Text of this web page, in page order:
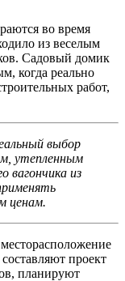
во время
из веселым
Садовый домик
когда реально
работ,
выбор
утепленным
вагончика из
ценам.
проект
планируют